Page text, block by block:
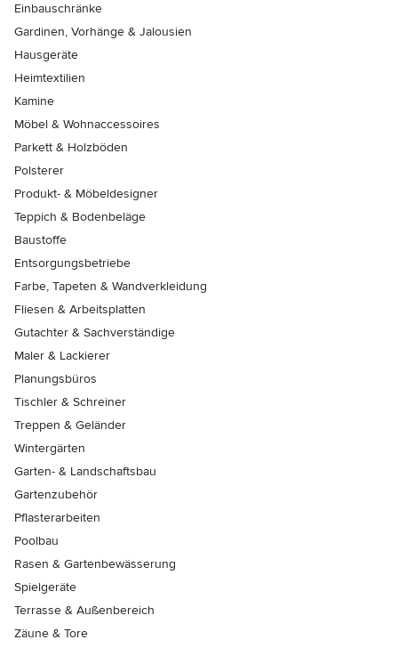
Einbauschränke
Gardinen, Vorhänge & Jalousien
Hausgeräte
Heimtextilien
Kamine
Möbel & Wohnaccessoires
Parkett & Holzböden
Polsterer
Produkt- & Möbeldesigner
Teppich & Bodenbeläge
Baustoffe
Entsorgungsbetriebe
Farbe, Tapeten & Wandverkleidung
Fliesen & Arbeitsplatten
Gutachter & Sachverständige
Maler & Lackierer
Planungsbüros
Tischler & Schreiner
Treppen & Geländer
Wintergärten
Garten- & Landschaftsbau
Gartenzubehör
Pflasterarbeiten
Poolbau
Rasen & Gartenbewässerung
Spielgeräte
Terrasse & Außenbereich
Zäune & Tore